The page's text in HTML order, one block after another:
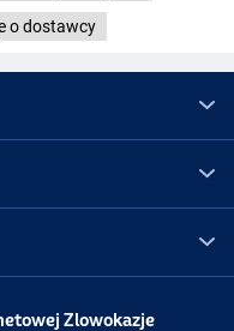
o dostawcy
Zlowokazje